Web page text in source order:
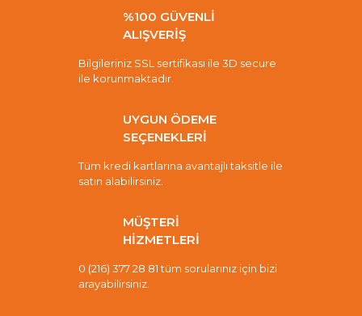
%100 GÜVENLİ
ALIŞVERİŞ
Bilgileriniz SSL sertifikası ile 3D secure
ile korunmaktadır.
UYGUN ÖDEME
SEÇENEKLERİ
Tüm kredi kartlarına avantajlı taksitle ile
satın alabilirsiniz.
MÜŞTERİ
HİZMETLERİ
0 (216) 377 28 81 tüm sorularınız için bizi
arayabilirsiniz.